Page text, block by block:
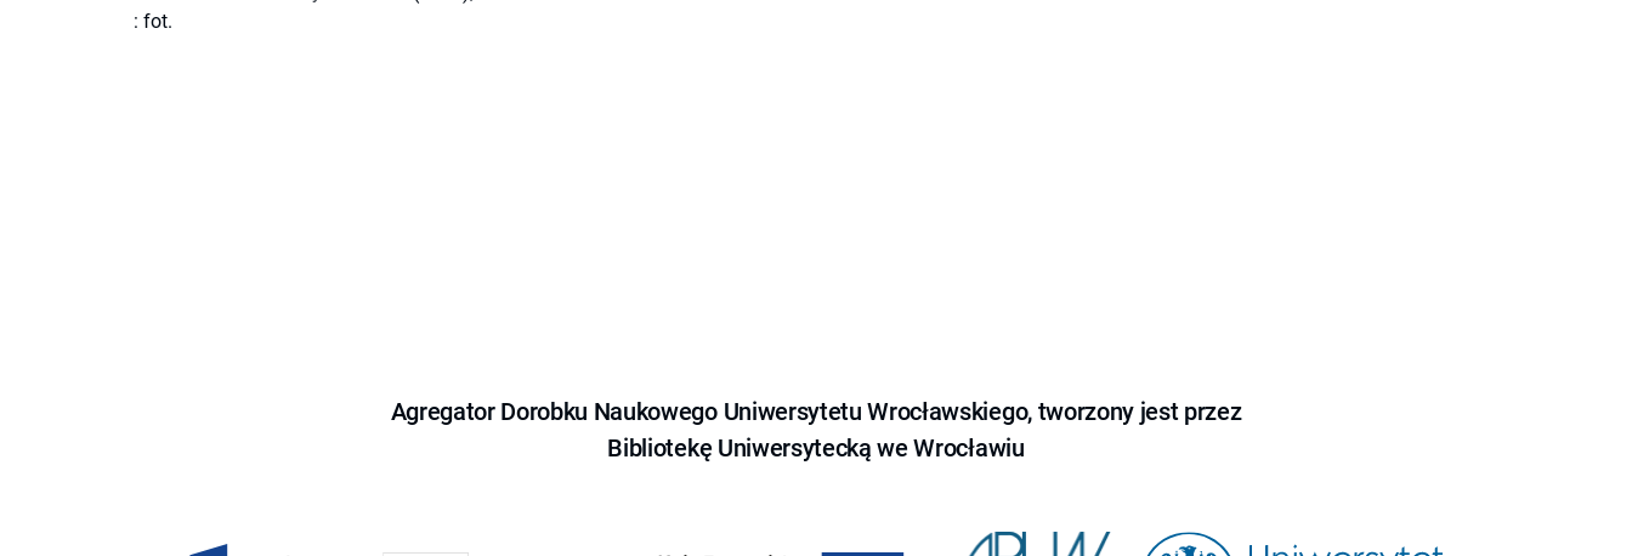
: fot.
Agregator Dorobku Naukowego Uniwersytetu Wrocławskiego, tworzony jest przez
Bibliotekę Uniwersytecką we Wrocławiu